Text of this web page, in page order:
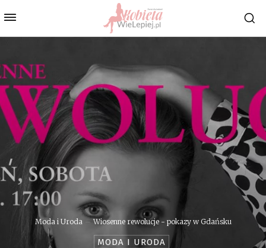
Moda i Uroda Wiosenne rewolucje - pokazy w Gdańsku
MODA I URODA